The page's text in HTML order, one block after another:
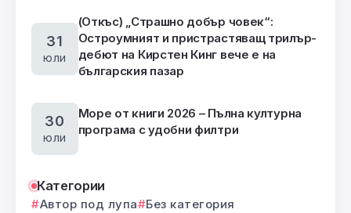
31
юли
(Откъс) „Страшно добър човек“:
Остроумният и пристрастяващ трилър-
дебют на Кирстен Кинг вече е на
българския пазар
30
юли
Море от книги 2026 – Пълна културна
програма с удобни филтри
Категории
Автор под лупа
Без категория